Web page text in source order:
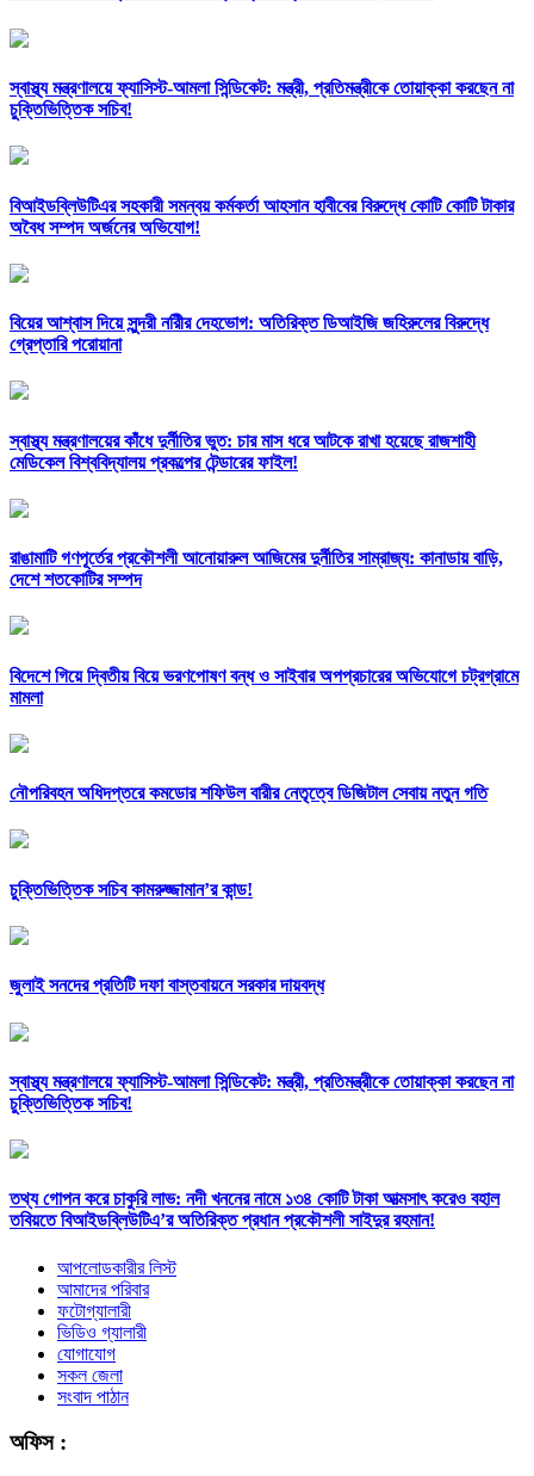
স্বাস্থ্য মন্ত্রণালয়ে ফ্যাসিস্ট-আমলা সিন্ডিকেট: মন্ত্রী, প্রতিমন্ত্রীকে তোয়াক্কা করছেন না
চুক্তিভিত্তিক সচিব!
বিআইডব্লিউটিএর সহকারী সমন্বয় কর্মকর্তা আহসান হাবীবের বিরুদ্ধে কোটি কোটি টাকার
অবৈধ সম্পদ অর্জনের অভিযোগ!
বিয়ের আশ্বাস দিয়ে সুন্দরী নরিীর দেহভোগ: অতিরিক্ত ডিআইজি জহিরুলের বিরুদ্ধে
গ্রেপ্তারি পরোয়ানা
স্বাস্থ্য মন্ত্রণালয়ের কাঁধে দুর্নীতির ভুত: চার মাস ধরে আটকে রাখা হয়েছে রাজশাহী
মেডিকেল বিশ্ববিদ্যালয় প্রকল্পের টেন্ডারের ফাইল!
রাঙামাটি গণপূর্তের প্রকৌশলী আনোয়ারুল আজিমের দুর্নীতির সাম্রাজ্য: কানাডায় বাড়ি,
দেশে শতকোটির সম্পদ
বিদেশে গিয়ে দ্বিতীয় বিয়ে ভরণপোষণ বন্ধ ও সাইবার অপপ্রচারের অভিযোগে চট্রগ্রামে
মামলা
নৌপরিবহন অধিদপ্তরে কমডোর শফিউল বারীর নেতৃত্বে ডিজিটাল সেবায় নতুন গতি
চুক্তিভিত্তিক সচিব কামরুজ্জামান’র কান্ড!
জুলাই সনদের প্রতিটি দফা বাস্তবায়নে সরকার দায়বদ্ধ
স্বাস্থ্য মন্ত্রণালয়ে ফ্যাসিস্ট-আমলা সিন্ডিকেট: মন্ত্রী, প্রতিমন্ত্রীকে তোয়াক্কা করছেন না
চুক্তিভিত্তিক সচিব!
তথ্য গোপন করে চাকুরি লাভ: নদী খননের নামে ১৩৪ কোটি টাকা আত্মসাৎ করেও বহাল
তবিয়তে বিআইডব্লিউটিএ’র অতিরিক্ত প্রধান প্রকৌশলী সাইদুর রহমান!
আপলোডকারীর লিস্ট
আমাদের পরিবার
ফটোগ্যালারী
ভিডিও গ্যালারী
যোগাযোগ
সকল জেলা
সংবাদ পাঠান
অফিস :